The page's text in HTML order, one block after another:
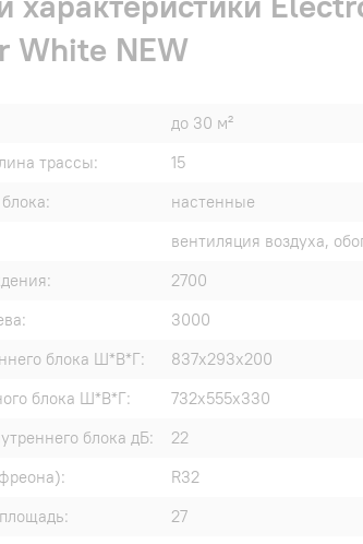
White NEW
до 30 м²
трассы:
15
настенные
вентиляция воздуха,
2700
3000
блока Ш*В*Г:
837x293x200
блока Ш*В*Г:
732x555x330
блока дБ:
22
R32
27